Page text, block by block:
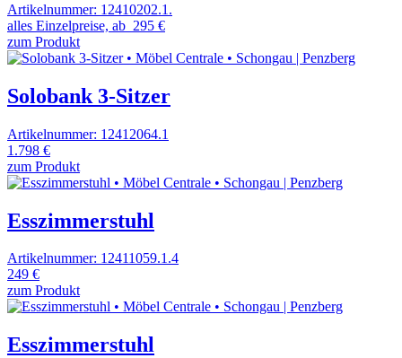
Artikelnummer: 12410202.1.
alles Einzelpreise, ab 295 €
zum Produkt
Solobank 3-Sitzer
Artikelnummer: 12412064.1
1.798 €
zum Produkt
Esszimmerstuhl
Artikelnummer: 12411059.1.4
249 €
zum Produkt
Esszimmerstuhl